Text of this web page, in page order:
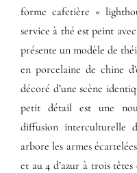
forme cafetière «
service à thé est peint
présente un modèle de
en porcelaine de chine
décoré d’une scène
petit détail est une
diffusion interculturelle
arbore les armes
et au 4 d’azur à trois